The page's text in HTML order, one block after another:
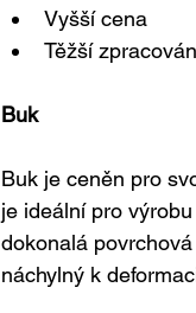
Vyšší cena
Těžší
Buk
Buk je ceněn pro
je ideální pro
dokonalá
náchylný k